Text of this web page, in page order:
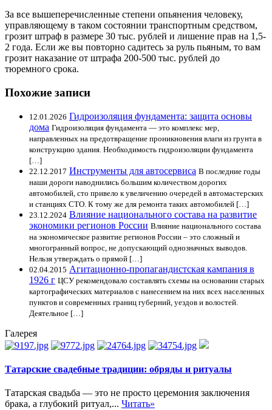
За все вышеперечисленные степени опьянения человеку,
управляющему в таком состоянии транспортным средством,
грозит штраф в размере 30 тыс. рублей и лишение прав на 1,5-
2 года. Если же вы повторно садитесь за руль пьяным, то вам
грозит наказание от штрафа 200-500 тыс. рублей до
тюремного срока.
Похожие записи
12.01.2026 Гидроизоляция фундамента: защита основы
дома Гидроизоляция фундамента — это комплекс мер,
направленных на предотвращение проникновения влаги из грунта в
конструкцию здания. Необходимость гидроизоляции фундамента
[…]
22.12.2017 Инструменты для автосервиса В последние годы
наши дороги наводнились большим количеством дорогих
автомобилей, сто привело к увеличению очередей в автомастерских
и станциях СТО. К тому же для ремонта таких автомобилей […]
23.12.2024 Влияние национального состава на развитие
экономики регионов России Влияние национального состава
на экономическое развитие регионов России – это сложный и
многогранный вопрос, не допускающий однозначных выводов.
Нельзя утверждать о прямой […]
02.04.2015 Агитационно-пропагандистская кампания в
1926 г ЦСУ рекомендовало составлять схемы на основании старых
картографических материалов с нанесением на них всех населенных
пунктов и современных границ губерний, уездов и волостей.
Деятельное […]
Галерея
Татарские свадебные традиции: обряды и ритуалы
Татарская свадьба — это не просто церемония заключения
брака, а глубокий ритуал,... Читать»